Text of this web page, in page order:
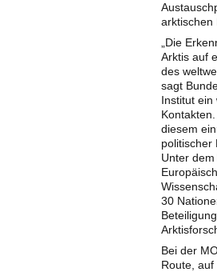
arktischen
„Die
Arktis auf
des
sagt
Institut ein
diesem
politischer
Unter
30
Bei der
Route,